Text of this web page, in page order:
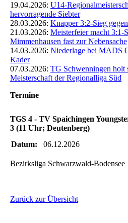
19.04.2026: U14-
hervorragende Siebter
28.03.2026: Knapper 3:2-Sieg
21.03.2026: Meisterfeier macht 3:1-
Mimmenhausen fast zur Nebensache
14.03.2026: Niederlage bei MADS
Kader
07.03.2026: TG Schwenningen holt
Meisterschaft der Regionalliga Süd
Termine
TGS 4 - TV Spaichingen
3 (11 Uhr; Deutenberg)
Datum:
06.12.2026
Bezirksliga Schwarzwald-Bodensee
Zurück zur Übersicht